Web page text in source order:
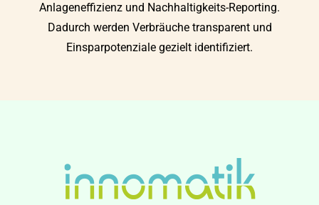
Anlageneffizienz und Nachhaltigkeits-Reporting.
Dadurch werden Verbräuche transparent und
Einsparpotenziale gezielt identifiziert.